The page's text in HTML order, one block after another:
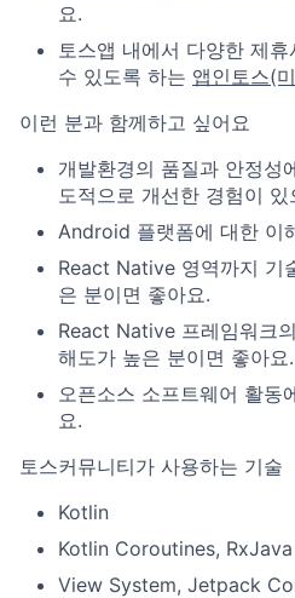
요.
토스앱 내에서 다양한 제
수 있도록 하는 앱인토스(
이런 분과 함께하고 싶어요
개발환경의 품질과 안정성
도적으로 개선한 경험이
Android 플랫폼에 대한 이
React Native 영역까지 기
은 분이면 좋아요.
React Native 프레임워크
해도가 높은 분이면 좋아요.
오픈소스 소프트웨어 활동
요.
토스커뮤니티가 사용하는 기술
Kotlin
Kotlin Coroutines, RxJava
View System, Jetpack